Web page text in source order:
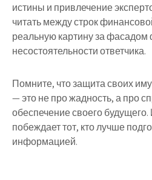
истины и привлечение
читать между строк
реальную картину за фасадом
несостоятельности ответчика.
Помните, что защита своих
— это не про жадность, а про
обеспечение своего
побеждает тот, кто лучше
информацией.